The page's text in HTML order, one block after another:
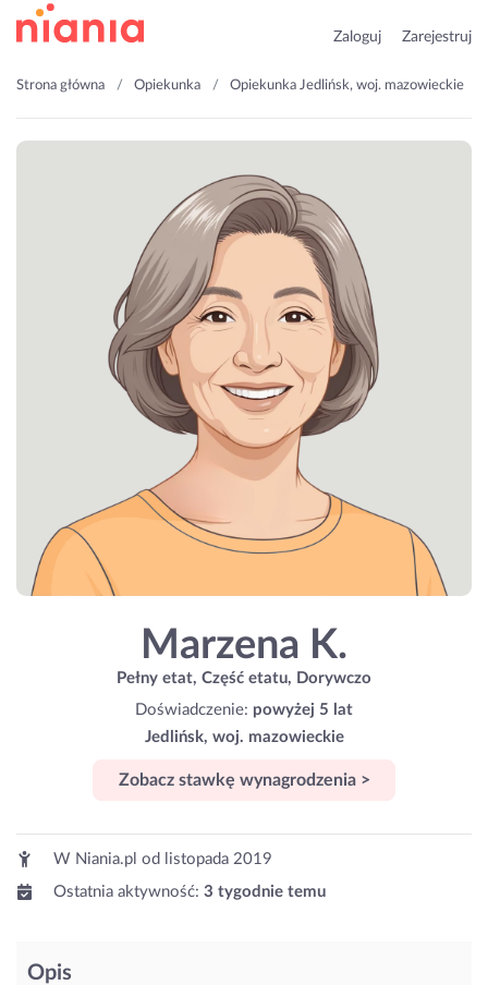
Zaloguj Zarejestruj
Strona główna Opiekunka Opiekunka Jedlińsk, woj. mazowieckie
Marzena K.
Pełny etat, Część etatu, Dorywczo
Doświadczenie: powyżej 5 lat
Jedlińsk, woj. mazowieckie
Zobacz stawkę wynagrodzenia >
W Niania.pl od
listopada 2019
Ostatnia aktywność: 3 tygodnie temu
Opis